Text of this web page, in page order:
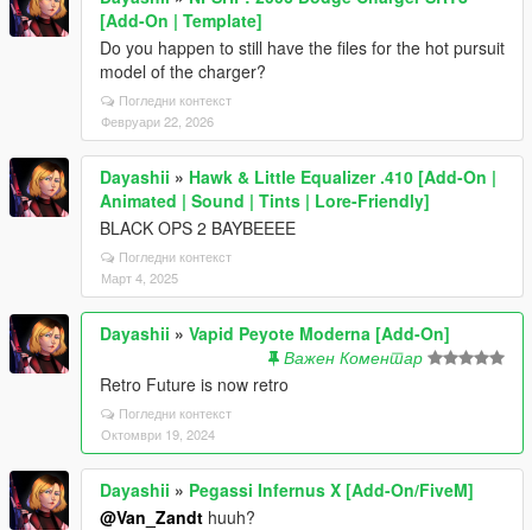
[Add-On | Template]
Do you happen to still have the files for the hot pursuit
model of the charger?
Погледни контекст
Февруари 22, 2026
Dayashii » Hawk & Little Equalizer .410 [Add-On |
Animated | Sound | Tints | Lore-Friendly]
BLACK OPS 2 BAYBEEEE
Погледни контекст
Март 4, 2025
Dayashii » Vapid Peyote Moderna [Add-On]
Важен Коментар
Retro Future is now retro
Погледни контекст
Октомври 19, 2024
Dayashii » Pegassi Infernus X [Add-On/FiveM]
@Van_Zandt huuh?